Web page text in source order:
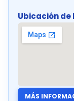
Ubicación de
MÁS